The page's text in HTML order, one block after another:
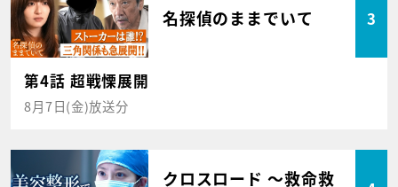
名探偵のままでいて 3
第4話 超戦慄展開
8月7日(金)放送分
クロスロード ～救命救